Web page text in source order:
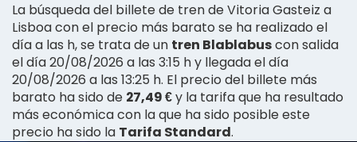
La búsqueda del billete de tren de Vitoria Gasteiz a
Lisboa con el precio más barato se ha realizado el
día a las h, se trata de un tren Blablabuscon salida
el día 20/08/2026 a las 3:15 h y llegada el día
20/08/2026 a las 13:25 h. El precio del billete más
barato ha sido de 27,49 €y la tarifa que ha resultado
más económica con la que ha sido posible este
precio ha sido la Tarifa Standard.